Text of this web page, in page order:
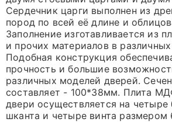
Сердечник царги выполнен из
пород по всей её длине и
Заполнение изготавливается из
и прочих материалов в
Подобная конструкция
прочность и большие
различных моделей дверей.
составляет - 100*38мм. Плита
двери осуществляется на четыре
шканта и четыре винта размером